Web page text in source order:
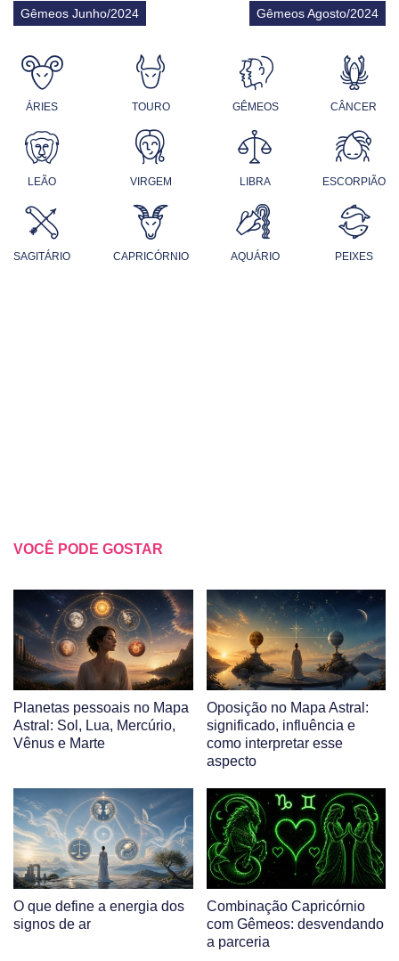
Gêmeos Junho/2024 Gêmeos Agosto/2024
ÁRIES TOURO GÊMEOS CÂNCER
LEÃO VIRGEM LIBRA ESCORPIÃO
SAGITÁRIO CAPRICÓRNIO AQUÁRIO PEIXES
VOCÊ PODE GOSTAR
Planetas pessoais no Mapa
Astral: Sol, Lua, Mercúrio,
Vênus e Marte
Oposição no Mapa Astral:
significado, influência e
como interpretar esse
aspecto
O que define a energia dos
signos de ar
Combinação Capricórnio
com Gêmeos: desvendando
a parceria